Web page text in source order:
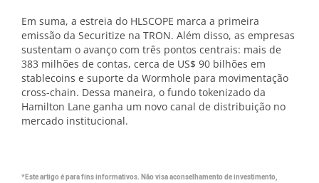
Em suma, a estreia do HLSCOPE marca a primeira
emissão da Securitize na TRON. Além disso, as empresas
sustentam o avanço com três pontos centrais: mais de
383 milhões de contas, cerca de US$ 90 bilhões em
stablecoins e suporte da Wormhole para movimentação
cross-chain. Dessa maneira, o fundo tokenizado da
Hamilton Lane ganha um novo canal de distribuição no
mercado institucional.
*Este artigo é para fins informativos. Não visa aconselhamento de investimento,